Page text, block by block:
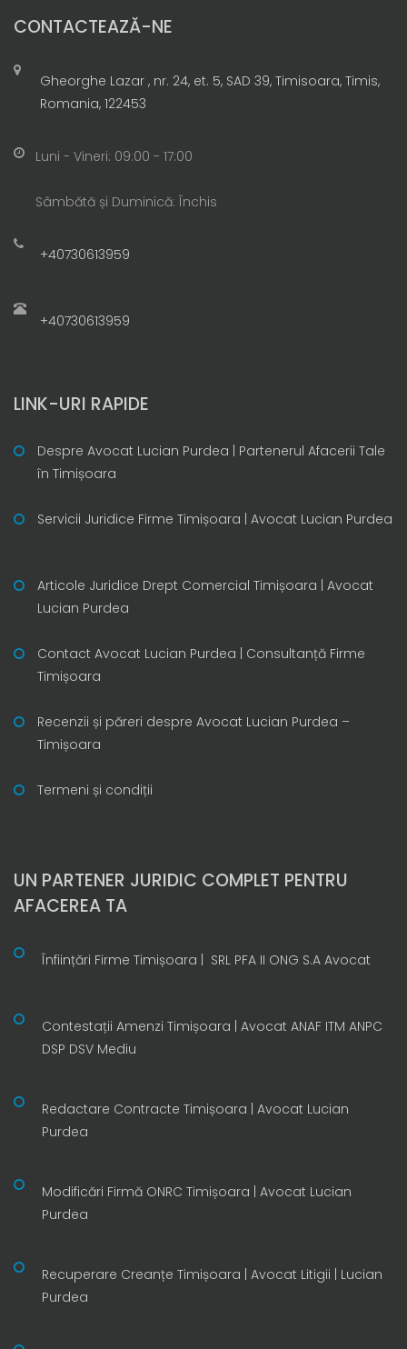
CONTACTEAZĂ-NE
Gheorghe Lazar , nr. 24, et. 5, SAD 39, Timisoara, Timis,
Romania, 122453
Luni - Vineri: 09:00 - 17:00
Sâmbătă și Duminică: Închis
+40730613959
+40730613959
LINK-URI RAPIDE
Despre Avocat Lucian Purdea | Partenerul Afacerii Tale
în Timișoara
Servicii Juridice Firme Timișoara | Avocat Lucian Purdea
Articole Juridice Drept Comercial Timișoara | Avocat
Lucian Purdea
Contact Avocat Lucian Purdea | Consultanță Firme
Timișoara
Recenzii și păreri despre Avocat Lucian Purdea –
Timișoara
Termeni și condiții
UN PARTENER JURIDIC COMPLET PENTRU
AFACEREA TA
Înființări Firme Timișoara | SRL PFA II ONG S.A Avocat
Contestații Amenzi Timișoara | Avocat ANAF ITM ANPC
DSP DSV Mediu
Redactare Contracte Timișoara | Avocat Lucian
Purdea
Modificări Firmă ONRC Timișoara | Avocat Lucian
Purdea
Recuperare Creanțe Timișoara | Avocat Litigii | Lucian
Purdea